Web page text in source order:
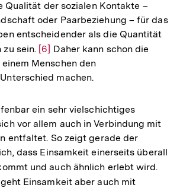
der
Qualität der sozialen Kontakte –
oder Paarbeziehung – für das
entscheidender als die Quantität
sein. Zur
Auflösung
der
[6] Daher kann schon die
Menschen den
machen.
ein sehr vielschichtiges
vor allem auch in Verbindung mit
entfaltet. So zeigt gerade der
dass Einsamkeit einerseits überall
und auch ähnlich erlebt wird.
Einsamkeit aber auch mit